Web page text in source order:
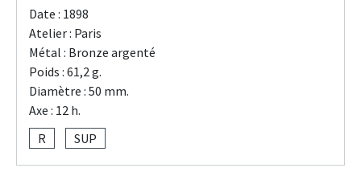
Date : 1898
Atelier : Paris
Métal : Bronze argenté
Poids : 61,2 g.
Diamètre : 50 mm.
Axe : 12 h.
R
SUP